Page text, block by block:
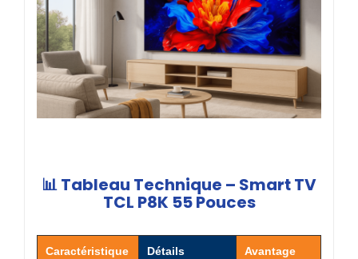
📊 Tableau Technique – Smart TV
TCL P8K 55 Pouces
Caractéristique Détails Avantage